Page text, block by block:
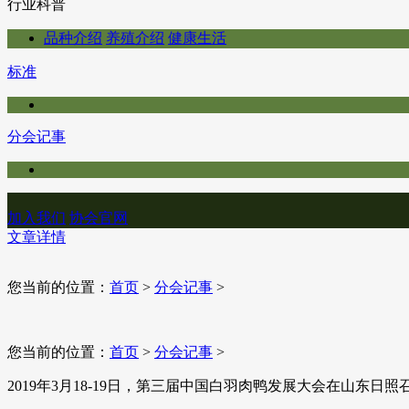
行业科普
品种介绍 养殖介绍 健康生活
标准
分会记事
加入我们 协会官网
文章详情
您当前的位置： 首页 > 分会记事 >
您当前的位置： 首页 > 分会记事 >
​2019年3月18-19日，第三届中国白羽肉鸭发展大会在山东日照